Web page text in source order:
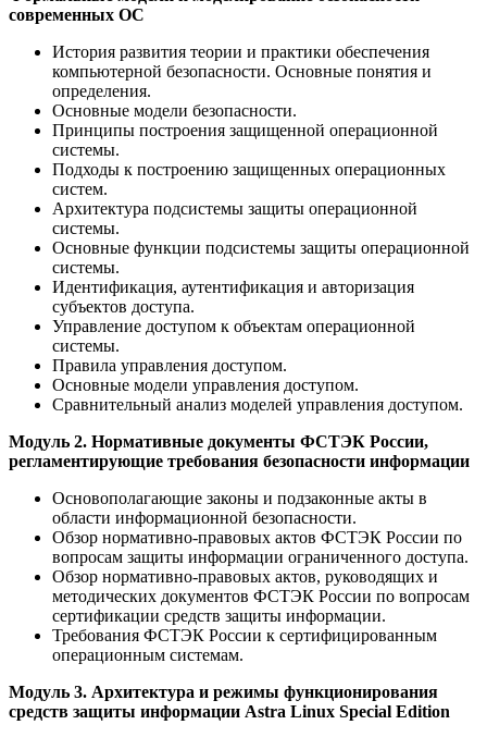
современных ОС
История развития теории и практики обеспечения
компьютерной безопасности. Основные понятия и
определения.
Основные модели безопасности.
Принципы построения защищенной операционной
системы.
Подходы к построению защищенных операционных
систем.
Архитектура подсистемы защиты операционной
системы.
Основные функции подсистемы защиты операционной
системы.
Идентификация, аутентификация и авторизация
субъектов доступа.
Управление доступом к объектам операционной
системы.
Правила управления доступом.
Основные модели управления доступом.
Сравнительный анализ моделей управления доступом.
Модуль 2. Нормативные документы ФСТЭК России,
регламентирующие требования безопасности информации
Основополагающие законы и подзаконные акты в
области информационной безопасности.
Обзор нормативно-правовых актов ФСТЭК России по
вопросам защиты информации ограниченного доступа.
Обзор нормативно-правовых актов, руководящих и
методических документов ФСТЭК России по вопросам
сертификации средств защиты информации.
Требования ФСТЭК России к сертифицированным
операционным системам.
Модуль 3. Архитектура и режимы функционирования
средств защиты информации Astra Linux Special Edition